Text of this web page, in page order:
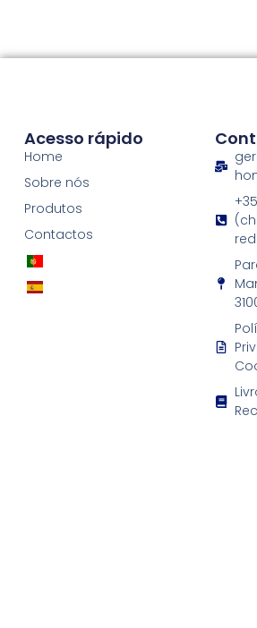
Acesso rápido
Home
Sobre nós
Produtos
Contactos